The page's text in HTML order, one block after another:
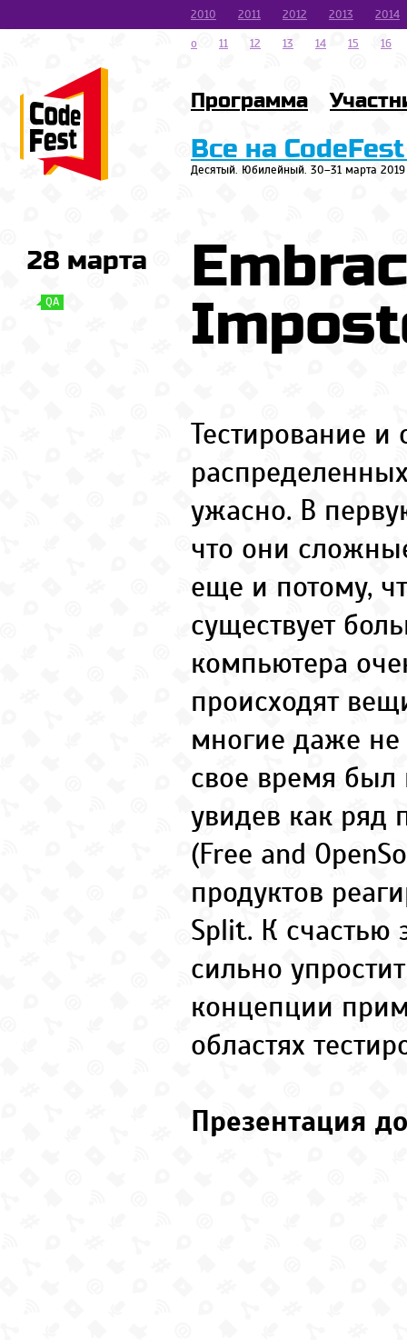
2010 2011 2012 2013
2014
o
11 12 13 14 15 16
Программа
Все на
Десятый. Юбилейный. 30–31 марта 2019
28 марта
QA
Тестирование и
ужасно. В
что они
еще и потому,
существует
компьютера
происходят
многие даже
свое время
увидев как ряд
(Free and
продуктов
Split. К счастью
сильно
концепции
областях
Презентация